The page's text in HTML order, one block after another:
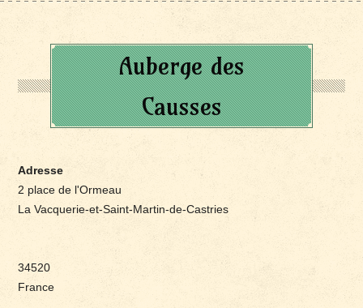
Auberge des
Causses
Adresse
2 place de l'Ormeau
La Vacquerie-et-Saint-Martin-de-Castries
34520
France